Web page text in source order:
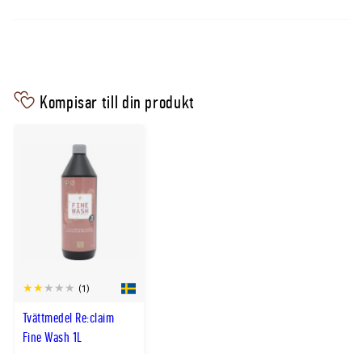
Produkt
Stängning
Kardborre
Kompisar till din produkt
Tvättmedel Re:claim
Fine Wash 1L
(1)